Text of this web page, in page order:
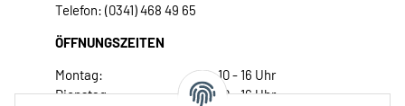
Telefon: (0341) 468 49 65
ÖFFNUNGSZEITEN
Montag:
10 - 16 Uhr
Dienstag:
10 - 16 Uhr